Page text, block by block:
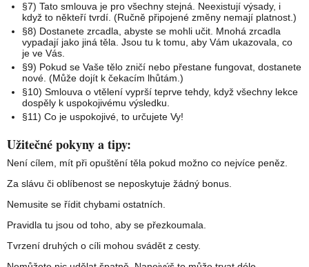
§7) Tato smlouva je pro všechny stejná. Neexistují výsady, i
když to někteří tvrdí. (Ručně připojené změny nemají platnost.)
§8) Dostanete zrcadla, abyste se mohli učit. Mnohá zrcadla
vypadají jako jiná těla. Jsou tu k tomu, aby Vám ukazovala, co
je ve Vás.
§9) Pokud se Vaše tělo zničí nebo přestane fungovat, dostanete
nové. (Může dojít k čekacím lhůtám.)
§10) Smlouva o vtělení vyprší teprve tehdy, když všechny lekce
dospěly k uspokojivému výsledku.
§11) Co je uspokojivé, to určujete Vy!
Užitečné pokyny a tipy:
Není cílem, mít při opuštění těla pokud možno co nejvíce peněz.
Za slávu či oblíbenost se neposkytuje žádný bonus.
Nemusite se řídit chybami ostatních.
Pravidla tu jsou od toho, aby se přezkoumala.
Tvrzení druhých o cíli mohou svádět z cesty.